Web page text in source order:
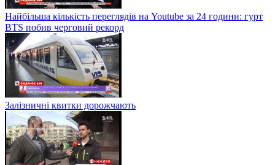
Найбільша кількість переглядів на Youtube за 24 години: гурт
BTS побив черговий рекорд
Залізничні квитки дорожчають